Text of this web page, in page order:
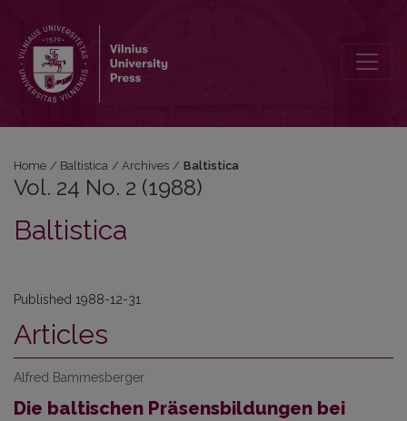
Home / Baltistica / Archives / Baltistica
Vol. 24 No. 2 (1988)
Baltistica
Published 1988-12-31
Articles
Alfred Bammesberger
Die baltischen Präsensbildungen bei